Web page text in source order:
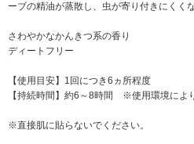
ーブの精油が蒸散し、虫が寄り付きにくく
さわやかなかんきつ系の香り
ディートフリー
【使用目安】1回につき6ヵ所程度
【持続時間】約6～8時間 ※使用環境によ
※直接肌に貼らないでください。